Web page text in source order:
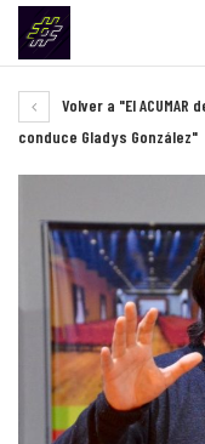
Volver a "El
conduce Gladys González"